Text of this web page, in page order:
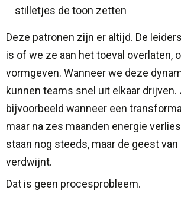
stilletjes de toon zetten
Deze patronen zijn er altijd. De
is of we ze aan het toeval overlaten,
vormgeven. Wanneer we deze
kunnen teams snel uit elkaar
bijvoorbeeld wanneer een
maar na zes maanden energie
staan nog steeds, maar de geest
verdwijnt.
Dat is geen procesprobleem.